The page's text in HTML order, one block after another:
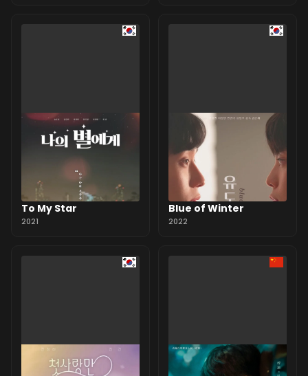
To My Star
2021
Blue of Winter
2022